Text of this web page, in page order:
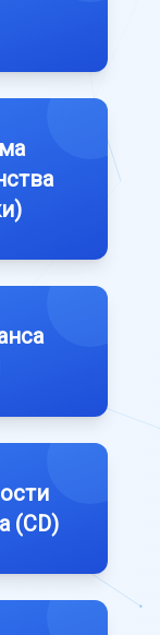
(CD)